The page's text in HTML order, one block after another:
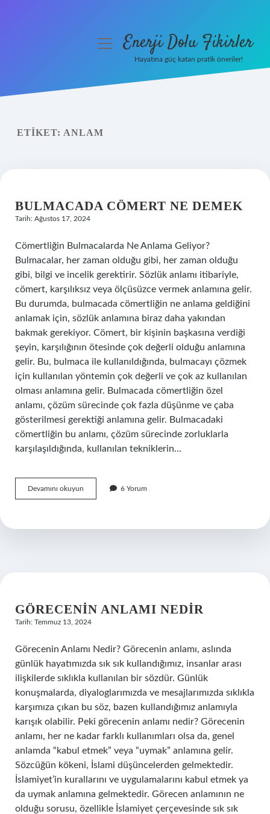
Yasal Uyarı
menüyüEnerji Dolu Fikirler
Hayatına güç katan pratik öneriler!
ETIKET: ANLAM
BULMACADA CÖMERT NE DEMEK
Tarih: Ağustos 17, 2024
Cömertliğin Bulmacalarda Ne Anlama Geliyor?
Bulmacalar, her zaman olduğu gibi, her zaman olduğu
gibi, bilgi ve incelik gerektirir. Sözlük anlamı itibariyle,
cömert, karşılıksız veya ölçüsüzce vermek anlamına gelir.
Bu durumda, bulmacada cömertliğin ne anlama geldiğini
anlamak için, sözlük anlamına biraz daha yakından
bakmak gerekiyor. Cömert, bir kişinin başkasına verdiği
şeyin, karşılığının ötesinde çok değerli olduğu anlamına
gelir. Bu, bulmaca ile kullanıldığında, bulmacayı çözmek
için kullanılan yöntemin çok değerli ve çok az kullanılan
olması anlamına gelir. Bulmacada cömertliğin özel
anlamı, çözüm sürecinde çok fazla düşünme ve çaba
gösterilmesi gerektiği anlamına gelir. Bulmacadaki
cömertliğin bu anlamı, çözüm sürecinde zorluklarla
karşılaşıldığında, kullanılan tekniklerin…
Devamını okuyun Bulmacada
cömert
6 Yorum
GÖRECENIN ANLAMI NEDIR
Tarih: Temmuz 13, 2024
Görecenin Anlamı Nedir? Görecenin anlamı, aslında
günlük hayatımızda sık sık kullandığımız, insanlar arası
ilişkilerde sıklıkla kullanılan bir sözdür. Günlük
konuşmalarda, diyaloglarımızda ve mesajlarımızda sıklıkla
karşımıza çıkan bu söz, bazen kullandığımız anlamıyla
karışık olabilir. Peki görecenin anlamı nedir? Görecenin
anlamı, her ne kadar farklı kullanımları olsa da, genel
anlamda “kabul etmek” veya “uymak” anlamına gelir.
Sözcüğün kökeni, İslami düşüncelerden gelmektedir.
İslamiyet’in kurallarını ve uygulamalarını kabul etmek ya
da uymak anlamına gelmektedir. Görecen anlamının ne
olduğu sorusu, özellikle İslamiyet çerçevesinde sık sık